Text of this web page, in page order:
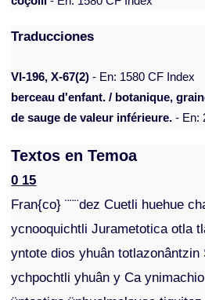
Traducciones
VI-196, X-67(2) - En: 1580 CF Index
berceau d'enfant. / botanique,
de sauge de valeur inférieure. - En:
Textos en Temoa
0 15
Fran{co} ¨¨¨dez Cuetli huehue
ycnooquichtli Jurametotica otla
yntote dios yhuân
ychpochtli yhuân y Ca